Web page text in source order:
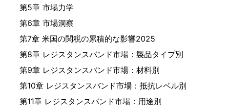
第5章 市場力学
第6章 市場洞察
第7章 米国の関税の累積的な影響2025
第8章 レジスタンスバンド市場：製品タイプ別
第9章 レジスタンスバンド市場：材料別
第10章 レジスタンスバンド市場：抵抗レベル別
第11章 レジスタンスバンド市場：用途別